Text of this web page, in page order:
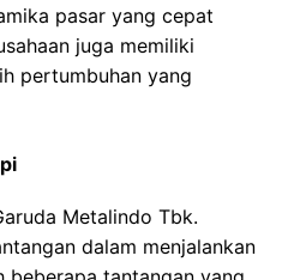
pasar yang cepat
juga memiliki
pertumbuhan yang
Metalindo Tbk.
dalam menjalankan